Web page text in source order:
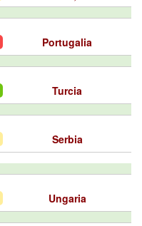
Portugalia
Turcia
Serbia
Ungaria